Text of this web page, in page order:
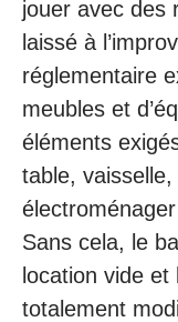
jouer avec des
laissé à
réglementaire
meubles et
éléments
table,
Sans cela, le
location vide et
totalement